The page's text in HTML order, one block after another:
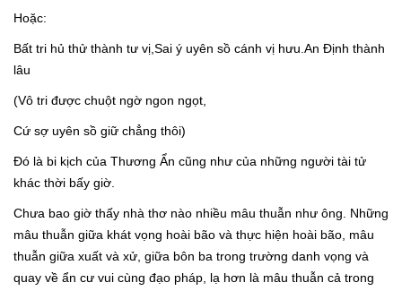
Hoặc:
Bất tri hủ thử thành tư vị,Sai ý uyên sồ cánh vị hưu.An Định thành
lâu
(Vô tri được chuột ngờ ngon ngọt,
Cứ sợ uyên sồ giữ chẳng thôi)
Đó là bi kịch của Thương Ẩn cũng như của những người tài tử
khác thời bấy giờ.
Chưa bao giờ thấy nhà thơ nào nhiều mâu thuẫn như ông. Những
mâu thuẫn giữa khát vọng hoài bão và thực hiện hoài bão, mâu
thuẫn giữa xuất và xử, giữa bôn ba trong trường danh vọng và
quay về ẩn cư vui cùng đạo pháp, lạ hơn là mâu thuẫn cả trong